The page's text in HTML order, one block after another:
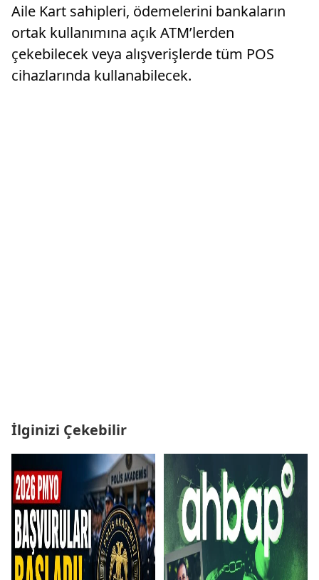
Aile Kart sahipleri, ödemelerini bankaların
ortak kullanımına açık ATM’lerden
çekebilecek veya alışverişlerde tüm POS
cihazlarında kullanabilecek.
İlginizi Çekebilir